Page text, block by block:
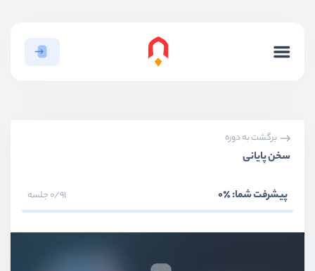
برگشت به دوره
سخن پایانی
پیشرفت شما:٪0 0/91 جلسه
بخش اول
بخش سوم انتخاب کننده‌ها